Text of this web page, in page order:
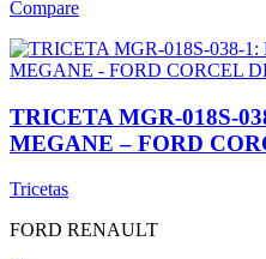
Compare
TRICETA MGR-018S-
MEGANE – FORD
Tricetas
FORD RENAULT